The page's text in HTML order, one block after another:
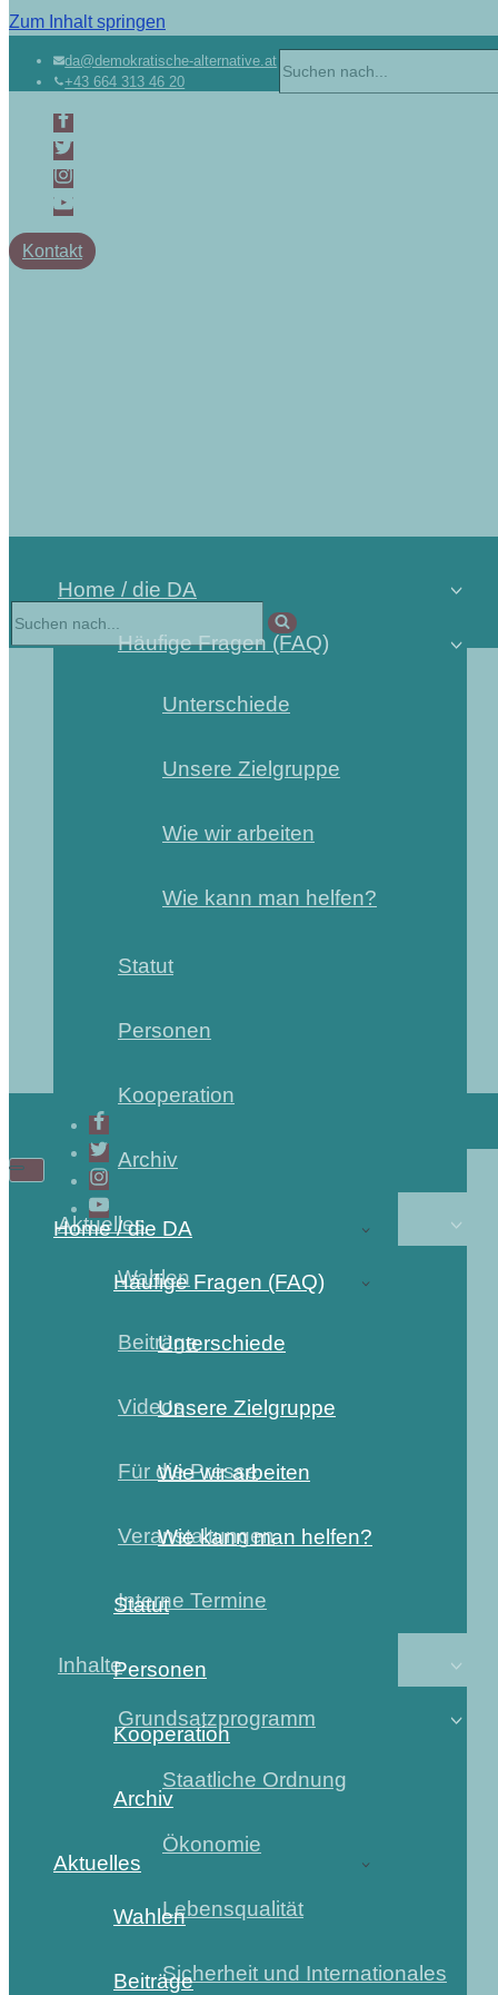
Zum Inhalt springen
da@demokratische-alternative.at
+43 664 313 46 20
Kontakt
Home / die DA
Häufige Fragen (FAQ)
Unterschiede
Unsere Zielgruppe
Wie wir arbeiten
Wie kann man helfen?
Statut
Personen
Kooperation
Archiv
Aktuelles
Wahlen
Beiträge
Videos
Für die Presse
Veranstaltungen
Interne Termine
Inhalte
Grundsatzprogramm
Staatliche Ordnung
Ökonomie
Lebensqualität
Sicherheit und Internationales
Home / die DA
Häufige Fragen (FAQ)
Unterschiede
Unsere Zielgruppe
Wie wir arbeiten
Wie kann man helfen?
Statut
Personen
Kooperation
Archiv
Aktuelles
Wahlen
Beiträge